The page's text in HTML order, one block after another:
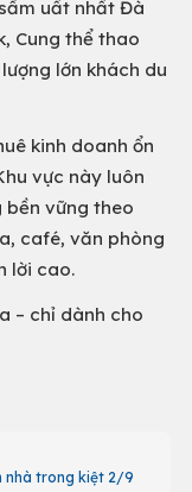
uất nhất Đà
Cung thể thao
lớn khách du
kinh doanh ổn
vực này luôn
vững theo
café, văn phòng
lời cao.
– chỉ dành cho
nhà trong kiệt 2/9